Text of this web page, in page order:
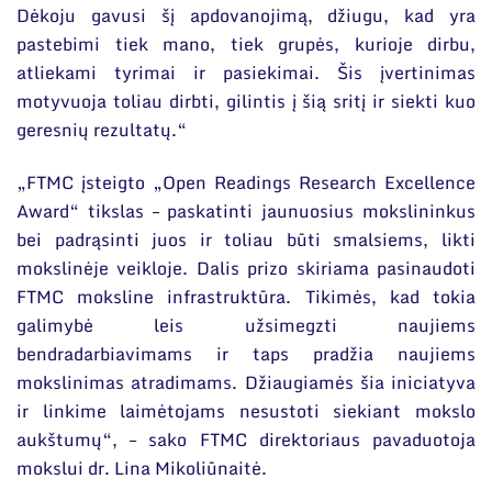
Dėkoju gavusi šį apdovanojimą, džiugu, kad yra
pastebimi tiek mano, tiek grupės, kurioje dirbu,
atliekami tyrimai ir pasiekimai. Šis įvertinimas
motyvuoja toliau dirbti, gilintis į šią sritį ir siekti kuo
geresnių rezultatų.“
„FTMC įsteigto „Open Readings Research Excellence
Award“ tikslas – paskatinti jaunuosius mokslininkus
bei padrąsinti juos ir toliau būti smalsiems, likti
mokslinėje veikloje. Dalis prizo skiriama pasinaudoti
FTMC moksline infrastruktūra. Tikimės, kad tokia
galimybė leis užsimegzti naujiems
bendradarbiavimams ir taps pradžia naujiems
mokslinimas atradimams. Džiaugiamės šia iniciatyva
ir linkime laimėtojams nesustoti siekiant mokslo
aukštumų“, – sako FTMC direktoriaus pavaduotoja
mokslui dr. Lina Mikoliūnaitė.